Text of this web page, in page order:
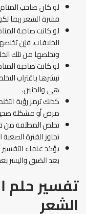
لو كان صاحب
قشرة الشعر ربما
لو كانت صاحبة
الخلافات، فإن
وتخلصها من تلك
لو كانت صاحبة
تبشرها باقتراب
هي والجنين.
كذلك ترمز رؤية
مرض أو مشكلة
تخلص المطلقة من
تجاوز الفترة
يؤكد علماء
بعد الضيق واليسر
تفسير حلم
الشعر